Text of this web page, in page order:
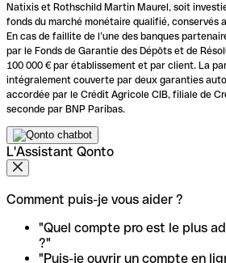
Natixis et Rothschild Martin Maurel, soit
fonds du marché monétaire qualifié, conservés
En cas de faillite de l’une des banques
par le Fonds de Garantie des Dépôts et de
100 000 € par établissement et par client. La
intégralement couverte par deux garanties
accordée par le Crédit Agricole CIB, filiale de
seconde par BNP Paribas.
L'Assistant Qonto
Comment puis-je vous aider ?
"Quel compte pro est le plus
?"
"Puis-je ouvrir un compte en